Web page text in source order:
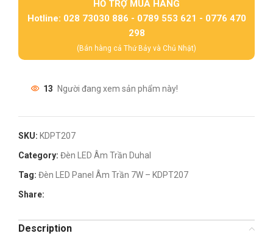
HỖ TRỢ MUA HÀNG
Hotline: 028 73030 886 - 0789 553 621 - 0776 470
298
(Bán hàng cả Thứ Bảy và Chủ Nhật)
13 Người đang xem sản phẩm này!
SKU: KDPT207
Category: Đèn LED Âm Trần Duhal
Tag: Đèn LED Panel Âm Trần 7W – KDPT207
Share:
Description